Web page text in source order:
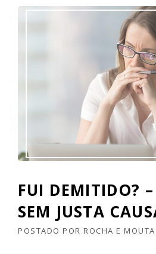
FUI DEMITIDO?
SEM JUSTA
POSTADO POR ROCHA E MOUTA